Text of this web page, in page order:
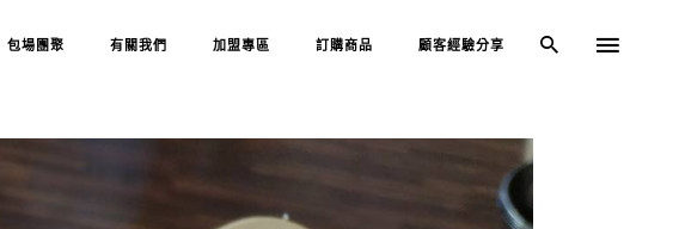
包場團聚 有關我們 加盟專區 訂購商品 顧客經驗分享